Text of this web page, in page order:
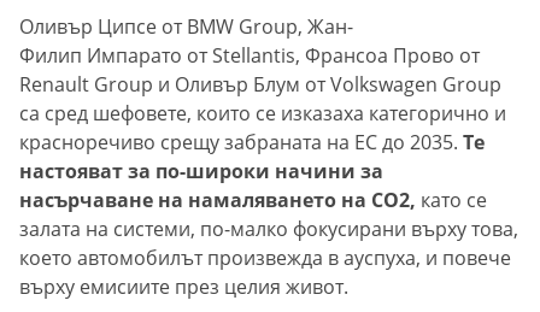
Оливър Ципсе от BMW Group, Жан-
Филип Импарато от Stellantis, Франсоа Прово от
Renault Group и Оливър Блум от Volkswagen Group
са сред шефовете, които се изказаха категорично и
красноречиво срещу забраната на ЕС до 2035. Те
настояват за по-широки начини за
насърчаване на намаляването на CO2, като се
залата на системи, по-малко фокусирани върху това,
което автомобилът произвежда в ауспуха, и повече
върху емисиите през целия живот.